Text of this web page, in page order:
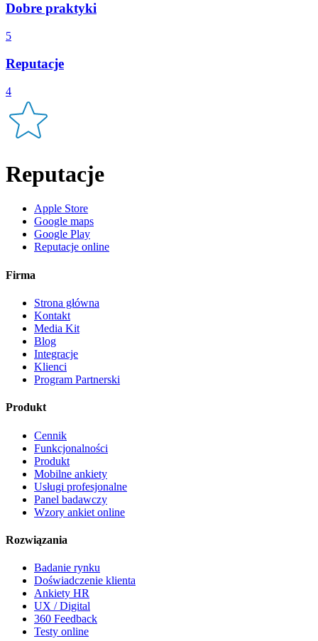
Dobre praktyki
5
Reputacje
4
Reputacje
Apple Store
Google maps
Google Play
Reputacje online
Firma
Strona główna
Kontakt
Media Kit
Blog
Integracje
Klienci
Program Partnerski
Produkt
Cennik
Funkcjonalności
Produkt
Mobilne ankiety
Usługi profesjonalne
Panel badawczy
Wzory ankiet online
Rozwiązania
Badanie rynku
Doświadczenie klienta
Ankiety HR
UX / Digital
360 Feedback
Testy online